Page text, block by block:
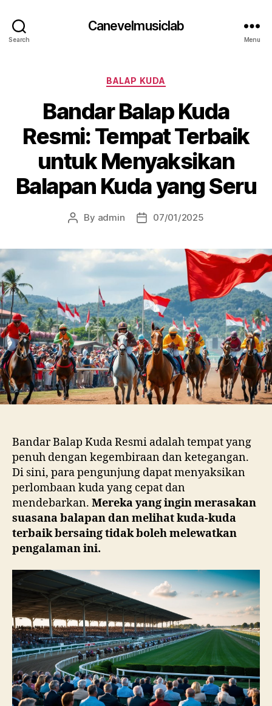
Search
Canevelmusiclab
Menu
Categories
BALAP KUDA
Bandar Balap Kuda
Resmi: Tempat Terbaik
untuk Menyaksikan
Balapan Kuda yang Seru
Post
By admin
Post07/01/2025
Bandar Balap Kuda Resmi adalah tempat yang
penuh dengan kegembiraan dan ketegangan.
Di sini, para pengunjung dapat menyaksikan
perlombaan kuda yang cepat dan
mendebarkan. Mereka yang ingin merasakan
suasana balapan dan melihat kuda-kuda
terbaik bersaing tidak boleh melewatkan
pengalaman ini.